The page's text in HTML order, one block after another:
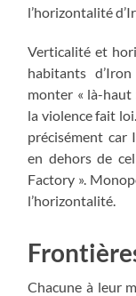
l’horizontalité
Verticalité et
habitants
monter « là-
la violence fait
précisément car
en dehors de
Factory ».
l’horizontalité.
Chacune à leur